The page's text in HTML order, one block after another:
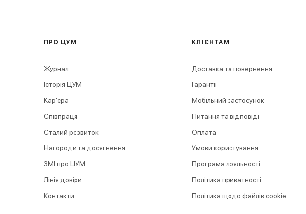
ПРО ЦУМ
Журнал
Історія ЦУМ
Кар'єра
Співпраця
Сталий розвиток
Нагороди та досягнення
ЗМІ про ЦУМ
Лінія довіри
Контакти
КЛІЄНТАМ
Доставка та повернення
Гарантії
Мобільний застосунок
Питання та відповіді
Оплата
Умови користування
Програма лояльності
Політика приватності
Політика щодо файлів cookie